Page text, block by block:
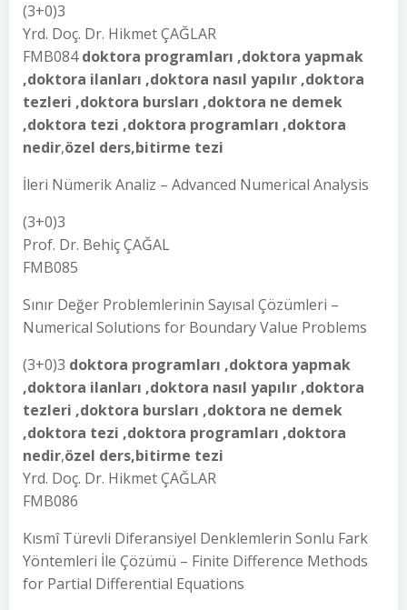
(3+0)3
Yrd. Doç. Dr. Hikmet ÇAĞLAR
FMB084doktora programları ,doktora yapmak
,doktora ilanları ,doktora nasıl yapılır ,doktora
tezleri ,doktora bursları ,doktora ne demek
,doktora tezi ,doktora programları ,doktora
nedir,özel ders,bitirme tezi
İleri Nümerik Analiz – Advanced Numerical Analysis
(3+0)3
Prof. Dr. Behiç ÇAĞAL
FMB085
Sınır Değer Problemlerinin Sayısal Çözümleri –
Numerical Solutions for Boundary Value Problems
(3+0)3 doktora programları ,doktora yapmak
,doktora ilanları ,doktora nasıl yapılır ,doktora
tezleri ,doktora bursları ,doktora ne demek
,doktora tezi ,doktora programları ,doktora
nedir,özel ders,bitirme tezi
Yrd. Doç. Dr. Hikmet ÇAĞLAR
FMB086
Kısmî Türevli Diferansiyel Denklemlerin Sonlu Fark
Yöntemleri İle Çözümü – Finite Difference Methods
for Partial Differential Equations